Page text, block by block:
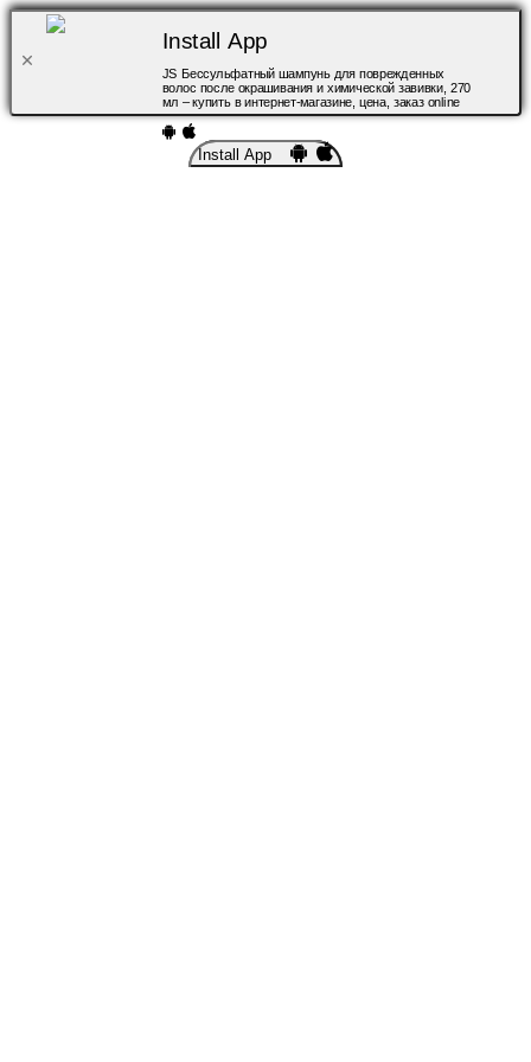
Install App
JS Бессульфатный шампунь для поврежденных
волос после окрашивания и химической завивки, 270
мл – купить в интернет-магазине, цена, заказ online
Install App